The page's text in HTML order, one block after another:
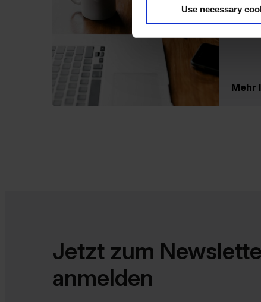
Use necessary
oder
Mehr
Jetzt zum
anmelden